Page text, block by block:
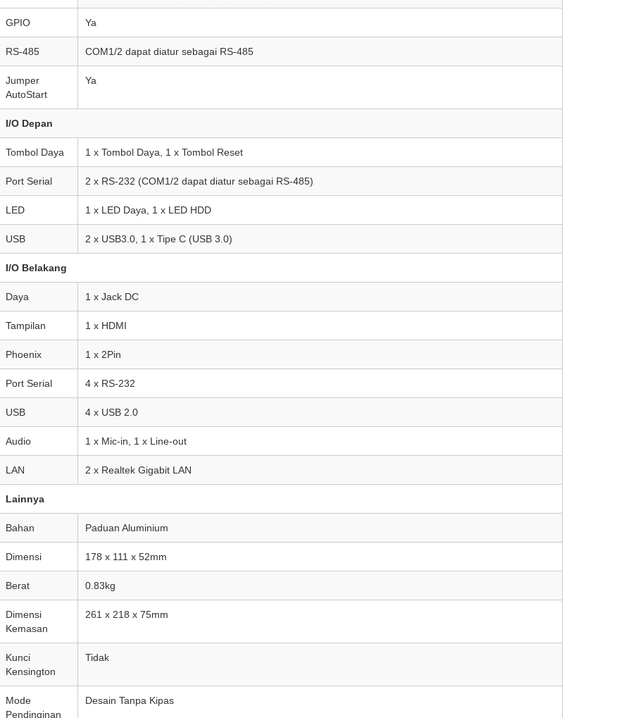
GPIO Ya
RS-485 COM1/2 dapat diatur sebagai RS-485
Jumper
AutoStart
Ya
I/O Depan
Tombol Daya 1 x Tombol Daya, 1 x Tombol Reset
Port Serial 2 x RS-232 (COM1/2 dapat diatur sebagai RS-485)
LED 1 x LED Daya, 1 x LED HDD
USB 2 x USB3.0, 1 x Tipe C (USB 3.0)
I/O Belakang
Daya 1 x Jack DC
Tampilan 1 x HDMI
Phoenix 1 x 2Pin
Port Serial 4 x RS-232
USB 4 x USB 2.0
Audio 1 x Mic-in, 1 x Line-out
LAN 2 x Realtek Gigabit LAN
Lainnya
Bahan Paduan Aluminium
Dimensi 178 x 111 x 52mm
Berat 0.83kg
Dimensi
Kemasan
261 x 218 x 75mm
Kunci
Kensington
Tidak
Mode
Pendinginan
Desain Tanpa Kipas